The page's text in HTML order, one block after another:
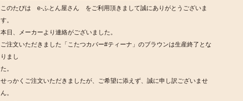
このたびは e-ふとん屋さん をご利用頂きまして誠にありがとうございま
す。
本日、メーカーより連絡がございました。
ご注文いただきました「こたつカバー#ティーナ」のブラウンは生産終了とな
りまし
た。
せっかくご注文いただきましたが、ご希望に添えず、誠に申し訳ございませ
ん。